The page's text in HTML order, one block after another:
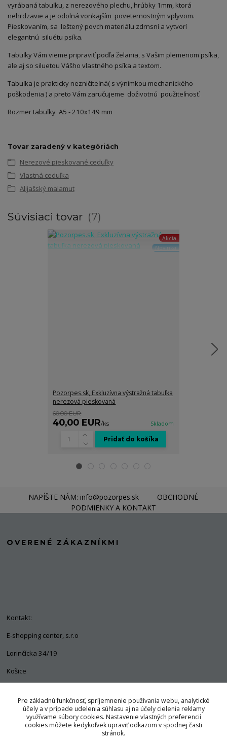
vyrábaná tabuľku, z nerezového plechu, hrúbky 1mm, ktorá
nehrdzavie a je odolná vonkajším poveternostným vplyvom.
Pieskovaním, sa leštený povch materiálu zdrnsní a vytvorí
elegantnú siluétu psíka.
Tabuľky Vám vieme pripraviť podľa želania, s Vašim plemenom psíka,
ale aj so siluetou Vášho vlastného psíka a textom.
Tabuľka je prakticky nezničiteľná( s výnimkou mechanického
poškodenia ) a preto Vám zaručujeme doživotnú použiteľnosť.
Rozmer tabuľky A5 - 210x149 mm
Tovar zaradený v kategóriách
Nerezové pieskované ceduľky
Vlastná ceduľka
Alijašský malamut
Súvisiaci tovar 7
Akcia
Novinka
Pozorpes.sk, Exkluzívna výstražná tabuľka
nerezová pieskovaná
60,00 EUR
40,00 EUR/ks Skladom
Pridať do košíka
NAPÍŠTE NÁM: info@pozorpes.sk
OBCHODNÉ
PODMIENKY A KONTAKT
OVERENÉ ZÁKAZNÍKMI
Kontakt:
E-shopping center, s.r.o
Lorinčícka 34/19
Košice
+421 903 563 637
info@pozorpes.sk
Pre základnú funkčnosť, spríjemnenie používania webu, analytické
účely a v prípade udelenia súhlasu aj na účely cielenia reklamy
využívame súbory cookies. Nastavenie vlastných preferencií
cookies môžete kedykoľvek upraviť odkazom v spodnej časti
stránok.